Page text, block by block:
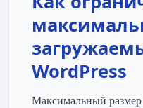
WordPress
Максимальный размер